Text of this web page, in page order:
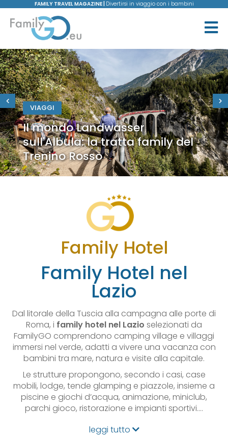
FAMILY TRAVEL MAGAZINE | Divertirsi in viaggio con i bambini
VIAGGI
Il mondo Landwasser
sull'Albula: la tratta family del
Trenino Rosso
Family Hotel
Family Hotel nel
Lazio
Dal litorale della Tuscia alla campagna alle porte di
Roma, i family hotel nel Lazio selezionati da
FamilyGO comprendono camping village e villaggi
immersi nel verde, adatti a vivere una vacanza con
bambini tra mare, natura e visite alla capitale.
Le strutture propongono, secondo i casi, case
mobili, lodge, tende glamping e piazzole, insieme a
piscine e giochi d’acqua, animazione, miniclub,
parchi gioco, ristorazione e impianti sportivi.…
leggi tutto